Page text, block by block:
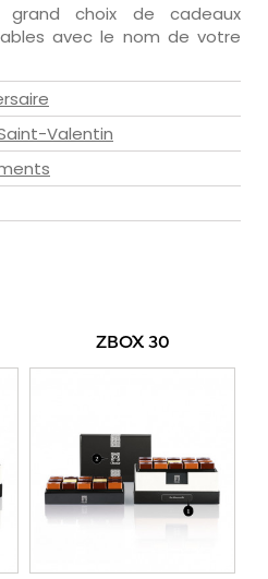
choix de cadeaux
avec le nom de votre
Valentin
ZBOX 30